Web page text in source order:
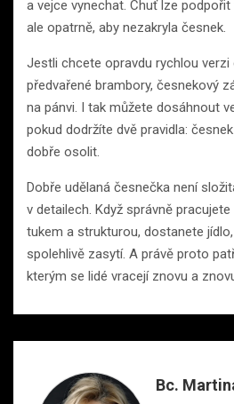
a vejce vynechat. Chuť lze
ale opatrně, aby nezakryla česnek.
Jestli chcete opravdu rychlou verzi
předvařené brambory, česnekový
na pánvi. I tak můžete dosáhnout
pokud dodržíte dvě pravidla:
dobře osolit.
Dobře udělaná česnečka není
v detailech. Když správně
tukem a strukturou, dostanete
spolehlivě zasytí. A právě proto
kterým se lidé vracejí znovu a
Bc.